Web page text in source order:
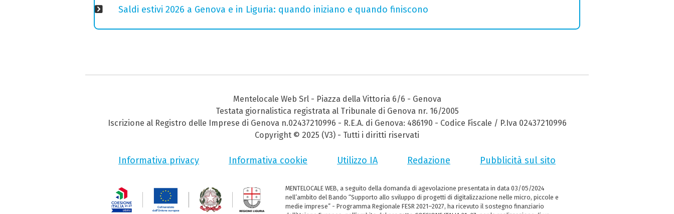
Saldi estivi 2026 a Genova e in Liguria: quando iniziano e quando finiscono
Mentelocale Web Srl - Piazza della Vittoria 6/6 - Genova
Testata giornalistica registrata al Tribunale di Genova nr. 16/2005
Iscrizione al Registro delle Imprese di Genova n.02437210996 - R.E.A. di Genova: 486190 - Codice Fiscale / P.Iva 02437210996
Copyright © 2025 (V3) - Tutti i diritti riservati
Informativa privacy Informativa cookie Utilizzo IA Redazione Pubblicità sul sito
MENTELOCALE WEB, a seguito della domanda di agevolazione presentata in data 03/05/2024
nell’ambito del Bando “Supporto allo sviluppo di progetti di digitalizzazione nelle micro, piccole e
medie imprese” - Programma Regionale FESR 2021–2027, ha ricevuto il sostegno finanziario